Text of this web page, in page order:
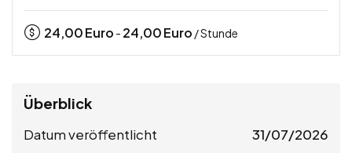
24,00Euro - 24,00Euro / Stunde
Überblick
Datum veröffentlicht 31/07/2026